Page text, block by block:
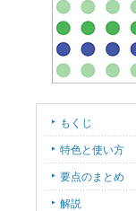
もくじ
特色と使い方
要点のまとめ
解説